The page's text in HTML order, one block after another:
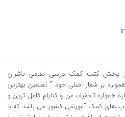
پخش کتب کمک درسی تمامی ناشران
بر شعار اصلی خود " تضمین بهترین
همواره تخفیف من و کتابام کامل ترین و
های کمک آموزشی کشور می باشد که با